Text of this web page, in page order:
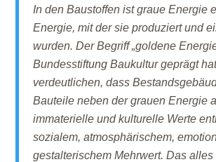
In den Baustoffen ist graue Energie
Energie, mit der sie produziert und
wurden. Der Begriff „goldene
Bundesstiftung Baukultur geprägt
verdeutlichen, dass
Bauteile neben der grauen Energie
immaterielle und kulturelle Werte
sozialem, atmosphärischem,
gestalterischem Mehrwert. Das alles